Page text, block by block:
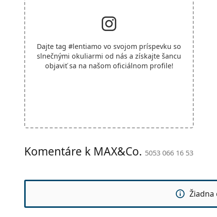
Dajte tag #lentiamo vo svojom príspevku so
slnečnými okuliarmi od nás a získajte šancu
objaviť sa na našom oficiálnom profile!
Komentáre k MAX&Co. 5053 066 16 53
Žiadna